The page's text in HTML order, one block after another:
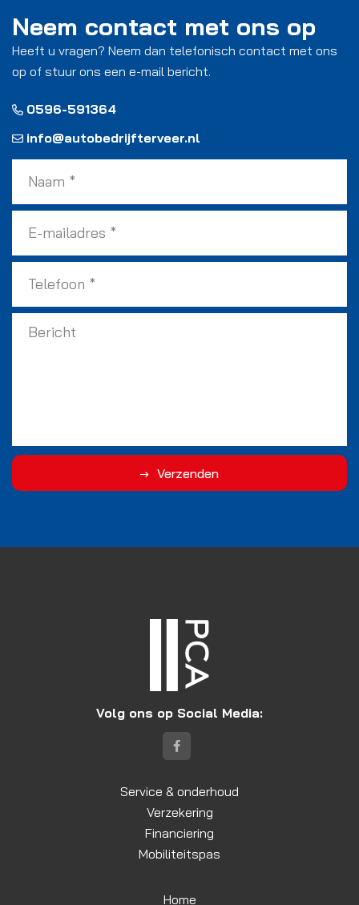
Neem contact met ons op
Heeft u vragen? Neem dan telefonisch contact met ons
op of stuur ons een e-mail bericht.
0596-591364
info@autobedrijfterveer.nl
Verzenden
Volg ons op Social Media:
Service & onderhoud
Verzekering
Financiering
Mobiliteitspas
Home